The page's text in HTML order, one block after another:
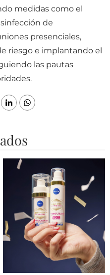
medidas como el
de
presenciales,
riesgo e implantando el
las pautas